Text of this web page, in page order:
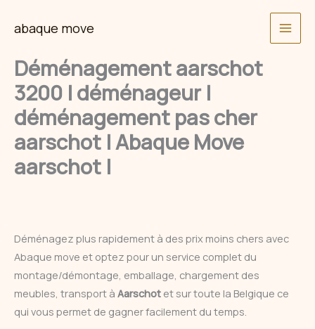
abaque move
Déménagement aarschot
3200 | déménageur |
déménagement pas cher
aarschot | Abaque Move
aarschot |
Déménagez plus rapidement à des prix moins chers avec
Abaque move et optez pour un service complet du
montage/démontage, emballage, chargement des
meubles, transport à Aarschot et sur toute la Belgique ce
qui vous permet de gagner facilement du temps.